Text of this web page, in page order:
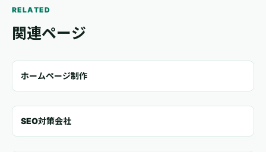
RELATED
関連ページ
ホームページ制作
SEO対策会社